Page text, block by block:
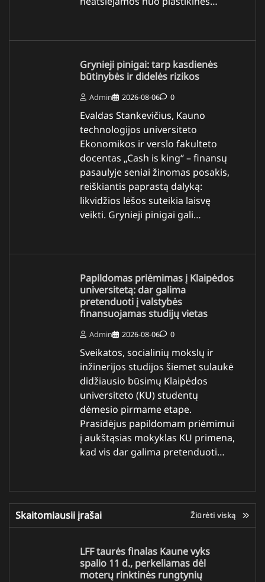
Grynieji pinigai: tarp kasdienės
būtinybės ir didelės rizikos
Admin 2026-08-06 0
Evaldas Stankevičius, Kauno
technologijos universiteto
Ekonomikos ir verslo fakulteto
docentas „Cash is king“ – finansų
pasaulyje seniai žinomas posakis,
reiškiantis paprastą dalyką:
likvidžios lėšos suteikia laisvę
veikti. Grynieji pinigai gali…
Papildomas priėmimas į Klaipėdos
universitetą: dar galima
pretenduoti į valstybės
finansuojamas studijų vietas
Admin 2026-08-06 0
Sveikatos, socialinių mokslų ir
inžinerijos studijos šiemet sulaukė
didžiausio būsimų Klaipėdos
universiteto (KU) studentų
dėmesio pirmame etape.
Prasidėjus papildomam priėmimui
į aukštąsias mokyklas KU primena,
kad vis dar galima pretenduoti…
Skaitomiausii įrašai Žiūrėti viską
LFF taurės finalas Kaune vyks
spalio 11 d., perkeliamas dėl
moterų rinktinės rungtynių